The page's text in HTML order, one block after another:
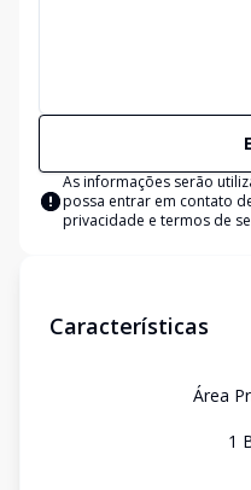
As informações serão
possa entrar em contato
privacidade e termos de
Características
Área
1